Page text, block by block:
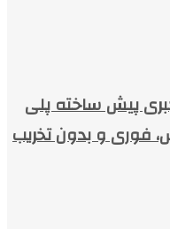
پیش ساخته پلی
فوری و بدون تخریب